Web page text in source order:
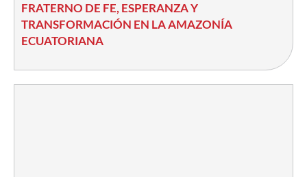
FRATERNO DE FE, ESPERANZA Y
TRANSFORMACIÓN EN LA AMAZONÍA
ECUATORIANA